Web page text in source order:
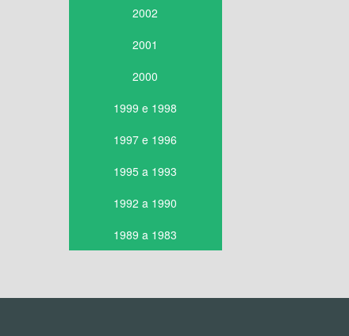
2002
2001
2000
1999 e 1998
1997 e 1996
1995 a 1993
1992 a 1990
1989 a 1983